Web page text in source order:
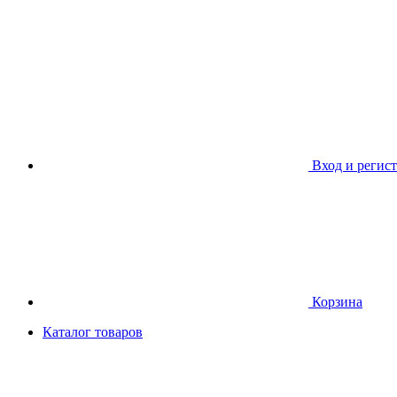
Вход и
Корзина
Каталог товаров